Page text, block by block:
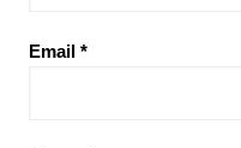
Email *